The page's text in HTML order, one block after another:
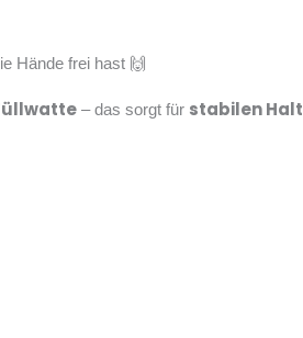
Hände frei hast 🙌
– das sorgt für stabilen Halt